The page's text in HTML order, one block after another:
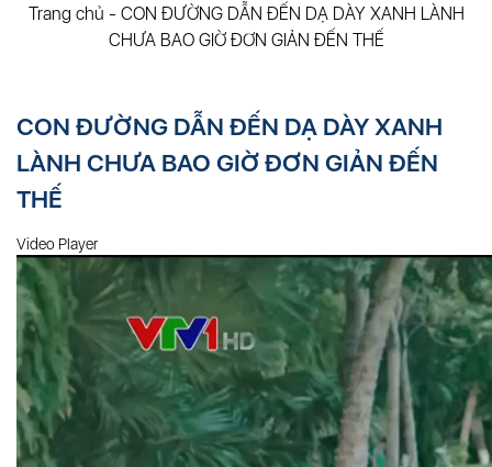
Trang chủ - CON ĐƯỜNG DẪN ĐẾN DẠ DÀY XANH LÀNH
CHƯA BAO GIỜ ĐƠN GIẢN ĐẾN THẾ
CON ĐƯỜNG DẪN ĐẾN DẠ DÀY XANH
LÀNH CHƯA BAO GIỜ ĐƠN GIẢN ĐẾN
THẾ
Video Player